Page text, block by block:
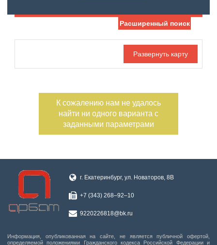
Ипотека
Обмен
С фото
Расширенный поиск
К сожалению нам не удалось
найти ни одного варианта с
заданными параметрами
г. Екатеринбург, ул. Новаторов, 8В
+7 (343) 268‒92‒10
9220226818@bk.ru
Информация, опубликованная на сайте, не является публичной офертой,
определяемой положениями Гражданского кодекса Российской Федерации и